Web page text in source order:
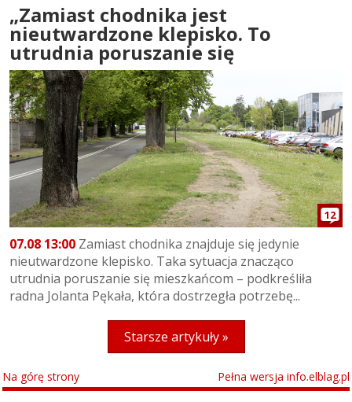
„Zamiast chodnika jest
nieutwardzone klepisko. To
utrudnia poruszanie się
12
07.08 13:00 Zamiast chodnika znajduje się jedynie
nieutwardzone klepisko. Taka sytuacja znacząco
utrudnia poruszanie się mieszkańcom – podkreśliła
radna Jolanta Pękała, która dostrzegła potrzebę...
Starsze artykuły »
Na górę strony Pełna wersja info.elblag.pl